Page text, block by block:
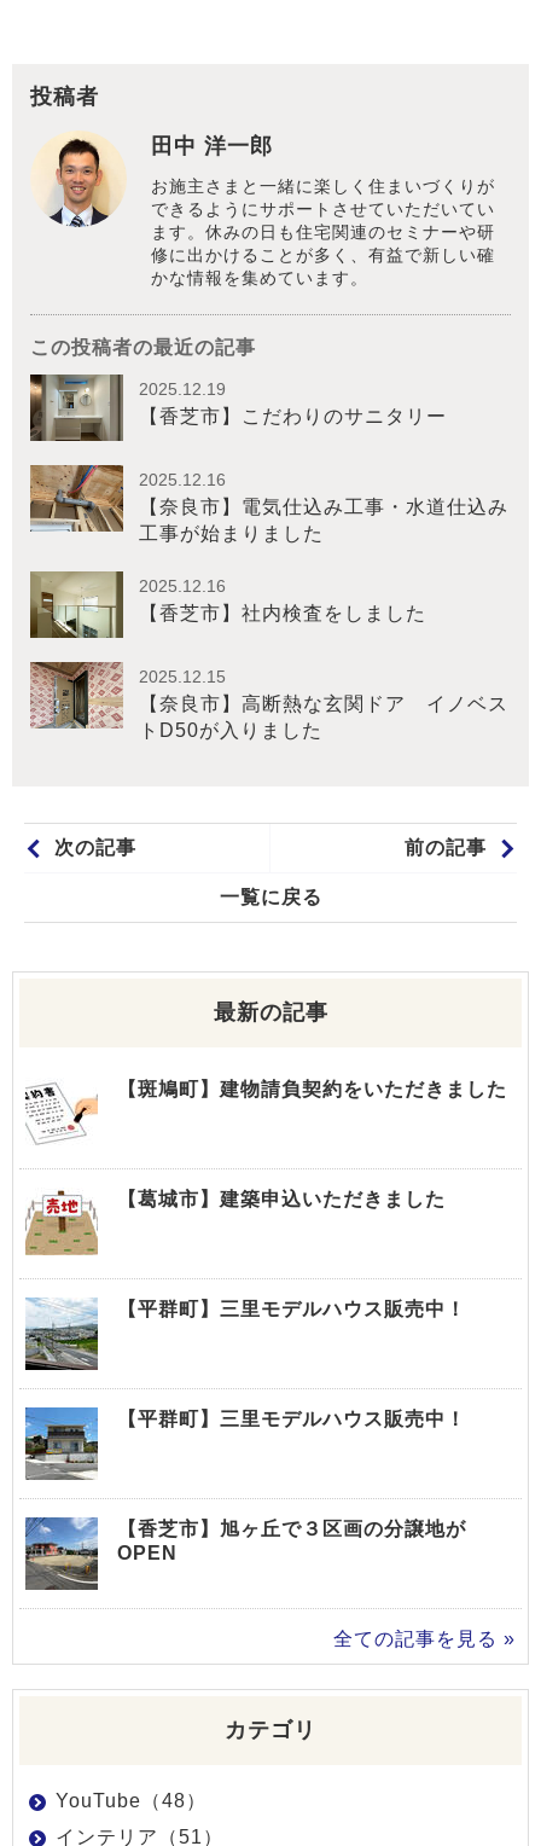
投稿者
田中 洋一郎
お施主さまと一緒に楽しく住まいづくりが
できるようにサポートさせていただいてい
ます。休みの日も住宅関連のセミナーや研
修に出かけることが多く、有益で新しい確
かな情報を集めています。
この投稿者の最近の記事
2025.12.19
【香芝市】こだわりのサニタリー
2025.12.16
【奈良市】電気仕込み工事・水道仕込み
工事が始まりました
2025.12.16
【香芝市】社内検査をしました
2025.12.15
【奈良市】高断熱な玄関ドア イノベス
トD50が入りました
次の記事 前の記事
一覧に戻る
最新の記事
【斑鳩町】建物請負契約をいただきました
【葛城市】建築申込いただきました
【平群町】三里モデルハウス販売中！
【平群町】三里モデルハウス販売中！
【香芝市】旭ヶ丘で３区画の分譲地が
OPEN
全ての記事を見る »
カテゴリ
YouTube（48）
インテリア（51）